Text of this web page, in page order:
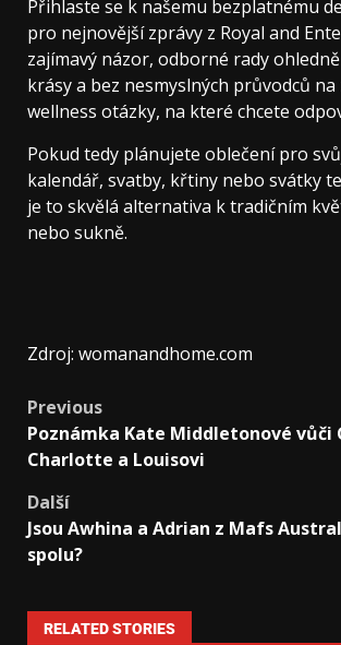
Přihlaste se k našemu bezplatnému
pro nejnovější zprávy z Royal and
zajímavý názor, odborné rady
krásy a bez nesmyslných průvodců na
wellness otázky, na které chcete
Pokud tedy plánujete oblečení pro
kalendář, svatby, křtiny nebo svátky
je to skvělá alternativa k tradičním
nebo sukně.
Zdroj: womanandhome.com
Previous
Poznámka Kate Middletonové vůči
Charlotte a Louisovi
Další
Jsou Awhina a Adrian z Mafs
spolu?
RELATED STORIES